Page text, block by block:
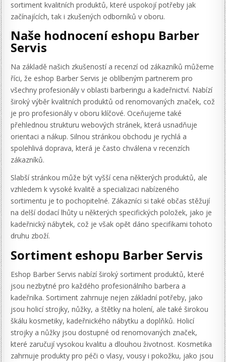
sortiment kvalitních produktů, které uspokojí potřeby jak
začínajících, tak i zkušených odborníků v oboru.
Naše hodnocení eshopu Barber
Servis
Na základě našich zkušeností a recenzí od zákazníků můžeme
říci, že eshop Barber Servis je oblíbeným partnerem pro
všechny profesionály v oblasti barberingu a kadeřnictví. Nabízí
široký výběr kvalitních produktů od renomovaných značek, což
je pro profesionály v oboru klíčové. Oceňujeme také
přehlednou strukturu webových stránek, která usnadňuje
orientaci a nákup. Silnou stránkou obchodu je rychlá a
spolehlivá doprava, která je často chválena v recenzích
zákazníků.
Slabší stránkou může být vyšší cena některých produktů, ale
vzhledem k vysoké kvalitě a specializaci nabízeného
sortimentu je to pochopitelné. Zákazníci si také občas stěžují
na delší dodací lhůty u některých specifických položek, jako je
kadeřnický nábytek, což je však opět dáno specifikami tohoto
druhu zboží.
Sortiment eshopu Barber Servis
Eshop Barber Servis nabízí široký sortiment produktů, které
jsou nezbytné pro každého profesionálního barbera a
kadeřníka. Sortiment zahrnuje nejen základní potřeby, jako
jsou holicí strojky, nůžky, a štětky na holení, ale také širokou
škálu kosmetiky, kadeřnického nábytku a doplňků. Holicí
strojky a nůžky jsou dostupné od renomovaných značek,
které zaručují vysokou kvalitu a dlouhou životnost. Kosmetika
zahrnuje produkty pro péči o vlasy, vousy i pokožku, jako jsou